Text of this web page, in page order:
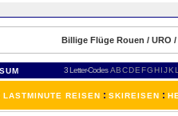
Billige Flüge Rouen / URO
3 Letter-Codes ABCDEFGH IJKL
LASTMINUTE REISEN : SKIREISEN :